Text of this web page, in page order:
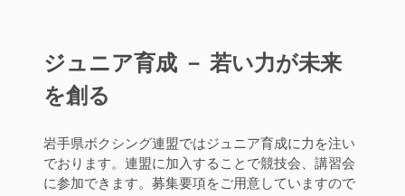
ジュニア育成 － 若い力が未来
を創る
岩手県ボクシング連盟ではジュニア育成に力を注い
でおります。連盟に加入することで競技会、講習会
に参加できます。募集要項をご用意していますので